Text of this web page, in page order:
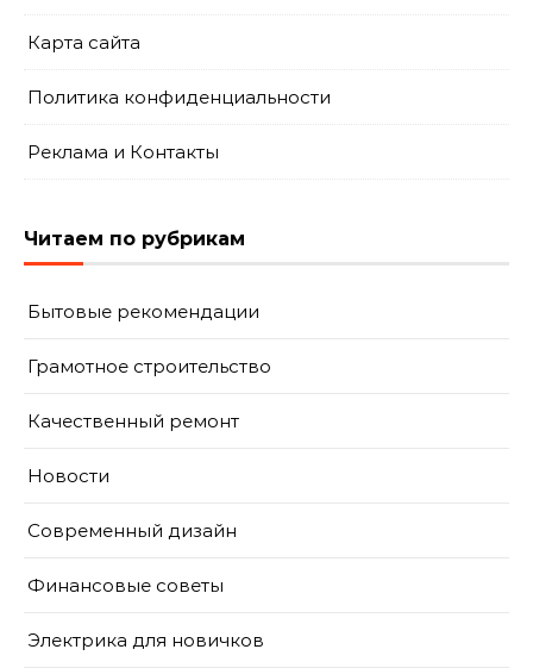
Карта сайта
Политика конфиденциальности
Реклама и Контакты
Читаем по рубрикам
Бытовые рекомендации
Грамотное строительство
Качественный ремонт
Новости
Современный дизайн
Финансовые советы
Электрика для новичков